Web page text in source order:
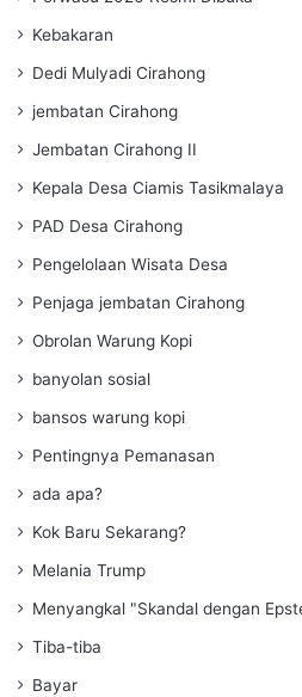
Kebakaran
Dedi Mulyadi Cirahong
jembatan Cirahong
Jembatan Cirahong II
Kepala Desa Ciamis Tasikmalaya
PAD Desa Cirahong
Pengelolaan Wisata Desa
Penjaga jembatan Cirahong
Obrolan Warung Kopi
banyolan sosial
bansos warung kopi
Pentingnya Pemanasan
ada apa?
Kok Baru Sekarang?
Melania Trump
Menyangkal "Skandal dengan
Tiba-tiba
Bayar